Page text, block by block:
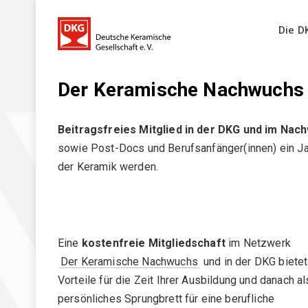
Die
Die DKG
Ziele und Aufgaben
DKG-Leitbild
Ehrungen
Mitgliederversammlung
Vorstand
News
FACHAUSSCHÜSSE (FA)
DKG FA 1 "Simulation"
DKG FA 2 "Rohstoffe"
Veranstaltungen
Alle Veranstaltungen
Der Keramische Nachwuchs
Beitragsfreies Mitglied in der DKG und im
sowie Post-Docs und Berufsanfänger(innen) ein
der Keramik werden.
Eine kostenfreie Mitgliedschaftim Netzwerk
Der Keramische Nachwuchs und in der DKG bietet
Vorteile für die Zeit Ihrer Ausbildung und danach
persönliches Sprungbrett für eine berufliche